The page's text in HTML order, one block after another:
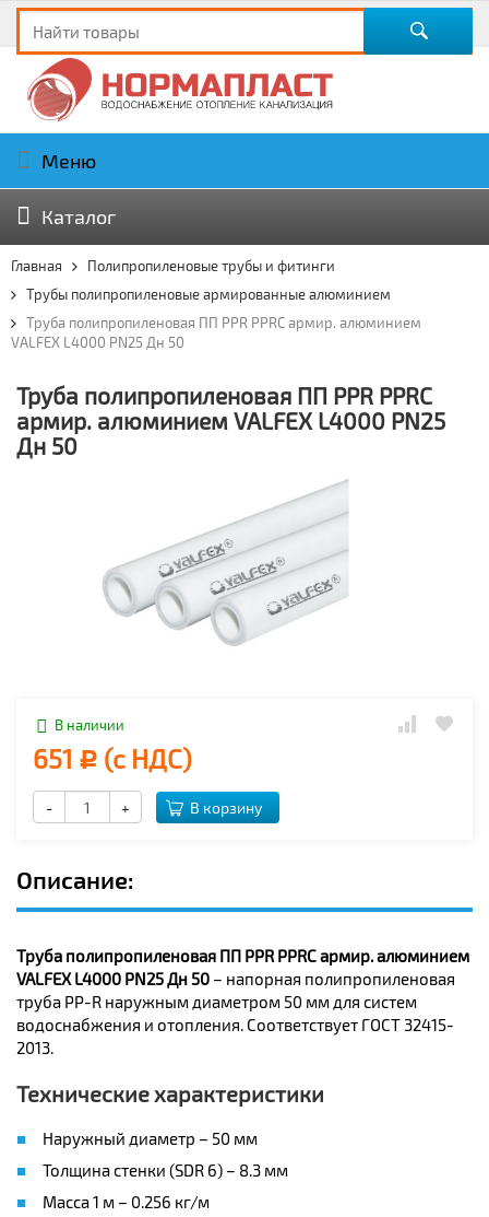
Меню
Каталог
Главная
Полипропиленовые трубы и фитинги
Трубы полипропиленовые армированные алюминием
Труба полипропиленовая ПП PPR PPRC армир. алюминием
VALFEX L4000 PN25 Дн 50
Труба полипропиленовая ПП PPR PPRC
армир. алюминием VALFEX L4000 PN25
Дн 50
В наличии
651 Р (с НДС)
- + В корзину
Описание:
Труба полипропиленовая ПП PPR PPRC армир. алюминием
VALFEX L4000 PN25 Дн 50 – напорная полипропиленовая
труба PP-R наружным диаметром 50 мм для систем
водоснабжения и отопления. Соответствует ГОСТ 32415-
2013.
Технические характеристики
Наружный диаметр – 50 мм
Толщина стенки (SDR 6) – 8.3 мм
Масса 1 м – 0.256 кг/м